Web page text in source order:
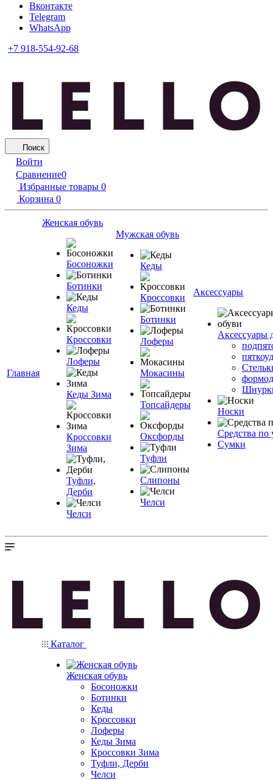
Вконтакте
Telegram
WhatsApp
+7 918-554-92-68
Поиск
Войти
Сравнение0
Избранные товары 0
Корзина 0
Главная
Женская обувь
Босоножки
Ботинки
Кеды
Кроссовки
Лоферы
Кеды Зима
Кроссовки
Зима
Туфли,
Дерби
Челси
Мужская обувь
Кеды
Кроссовки
Ботинки
Лоферы
Мокасины
Топсайдеры
Оксфорды
Туфли
Слипоны
Челси
Аксессуары
Аксессуары
Носки
Средства по
Сумки
Каталог
Женская обувь
Босоножки
Ботинки
Кеды
Кроссовки
Лоферы
Кеды Зима
Кроссовки Зима
Туфли, Дерби
Челси